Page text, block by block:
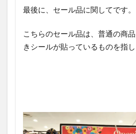
最後に、セール品に関してです。
こちらのセール品は、普通の商
きシールが貼っているものを指し